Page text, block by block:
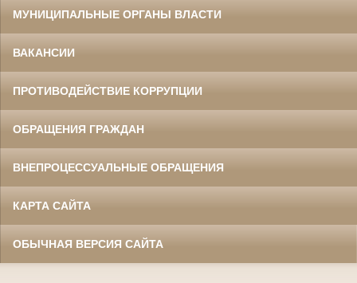
МУНИЦИПАЛЬНЫЕ ОРГАНЫ ВЛАСТИ
ВАКАНСИИ
ПРОТИВОДЕЙСТВИЕ КОРРУПЦИИ
ОБРАЩЕНИЯ ГРАЖДАН
ВНЕПРОЦЕССУАЛЬНЫЕ ОБРАЩЕНИЯ
КАРТА САЙТА
ОБЫЧНАЯ ВЕРСИЯ САЙТА